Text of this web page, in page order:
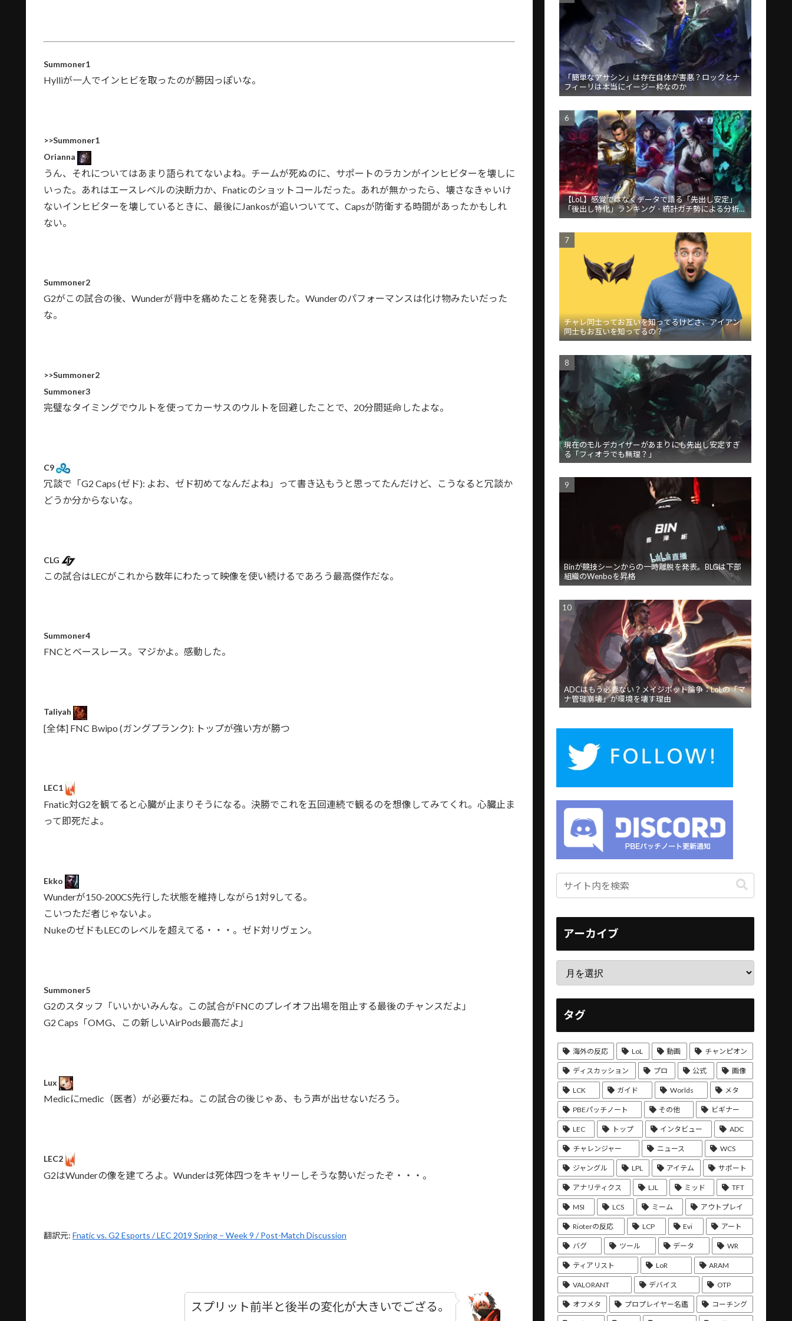
Summoner1
Hylliが一人でインヒビを取ったのが勝因っぽいな。
>>Summoner1
Orianna
うん、それについてはあまり語られてないよね。チームが死ぬのに、サポートのラカンがインヒビターを壊しに
いった。あれはエースレベルの決断力か、Fnaticのショットコールだった。あれが無かったら、壊さなきゃいけ
ないインヒビターを壊しているときに、最後にJankosが追いついてて、Capsが防衛する時間があったかもしれ
ない。
Summoner2
G2がこの試合の後、Wunderが背中を痛めたことを発表した。Wunderのパフォーマンスは化け物みたいだった
な。
>>Summoner2
Summoner3
完璧なタイミングでウルトを使ってカーサスのウルトを回避したことで、20分間延命したよな。
C9
冗談で「G2 Caps (ゼド): よお、ゼド初めてなんだよね」って書き込もうと思ってたんだけど、こうなると冗談か
どうか分からないな。
CLG
この試合はLECがこれから数年にわたって映像を使い続けるであろう最高傑作だな。
Summoner4
FNCとベースレース。マジかよ。感動した。
Taliyah
[全体] FNC Bwipo (ガングプランク): トップが強い方が勝つ
LEC1
Fnatic対G2を観てると心臓が止まりそうになる。決勝でこれを五回連続で観るのを想像してみてくれ。心臓止ま
って即死だよ。
Ekko
Wunderが150-200CS先行した状態を維持しながら1対9してる。
こいつただ者じゃないよ。
NukeのゼドもLECのレベルを超えてる・・・。ゼド対リヴェン。
Summoner5
G2のスタッフ「いいかいみんな。この試合がFNCのプレイオフ出場を阻止する最後のチャンスだよ」
G2 Caps「OMG、この新しいAirPods最高だよ」
Lux
Medicにmedic（医者）が必要だね。この試合の後じゃあ、もう声が出せないだろう。
LEC2
G2はWunderの像を建てろよ。Wunderは死体四つをキャリーしそうな勢いだったぞ・・・。
翻訳元: Fnatic vs. G2 Esports / LEC 2019 Spring – Week 9 / Post-Match Discussion
スプリット前半と後半の変化が大きいでござる。
「簡単なアサシン」は存在自体が害悪？ロックとナ
フィーリは本当にイージー枠なのか
【LoL】感覚ではなくデータで語る「先出し安定」
「後出し特化」ランキング - 統計ガチ勢による分析が
話題
チャレ同士ってお互いを知ってるけどさ、アイアン
同士もお互いを知ってるの？
現在のモルデカイザーがあまりにも先出し安定すぎ
る「フィオラでも無理？」
Binが競技シーンからの一時離脱を発表。BLGは下部
組織のWenboを昇格
ADCはもう必要ない？メイジボット論争：LoLの「マ
ナ管理崩壊」が環境を壊す理由
アーカイブ
タグ
海外の反応 LoL 動画 チャンピオン
ディスカッション プロ 公式 画像
LCK ガイド Worlds メタ
PBEパッチノート その他 ビギナー
LEC トップ インタビュー ADC
チャレンジャー ニュース WCS
ジャングル LPL アイテム サポート
アナリティクス LJL ミッド TFT
MSI LCS ミーム アウトプレイ
Rioterの反応 LCP Evi アート
バグ ツール データ WR
ティアリスト LoR ARAM
VALORANT デバイス OTP
オフメタ プロプレイヤー名鑑 コーチング